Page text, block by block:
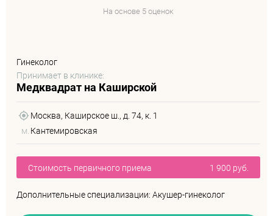
На основе 5 оценок
Гинеколог
Принимает в клинике:
Медквадрат на Каширской
Москва, Каширское ш., д. 74, к. 1
м. Кантемировская
Стоимость первичного приема 1 900 руб.
Дополнительные специализации: Акушер-гинеколог